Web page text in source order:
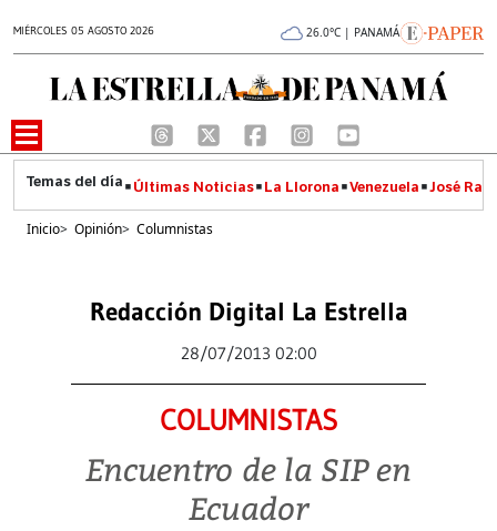
MIÉRCOLES 05 AGOSTO 2026 26.0°C | PANAMÁ
Últimas Noticias La Llorona Venezuela José
Inicio> Opinión> Columnistas
Redacción Digital La Estrella
28/07/2013 02:00
COLUMNISTAS
Encuentro de la SIP en
Ecuador